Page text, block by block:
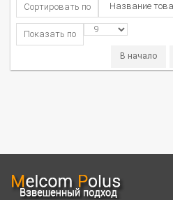
Сортировать по Название
Показать по
В начало